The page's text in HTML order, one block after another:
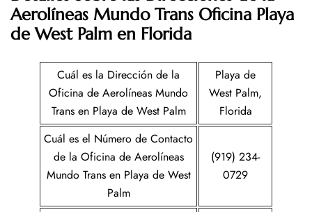
Aerolíneas Mundo Trans Oficina Playa
de West Palm en Florida
Cuál es la Dirección de la
Oficina de Aerolíneas Mundo
Trans en Playa de West Palm
Playa de
West Palm,
Florida
Cuál es el Número de Contacto
de la Oficina de Aerolíneas
Mundo Trans en Playa de West
Palm
(919) 234-
0729